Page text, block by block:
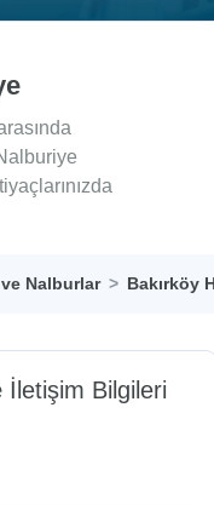
Nalburlar Bakırköy
İletişim Bilgileri